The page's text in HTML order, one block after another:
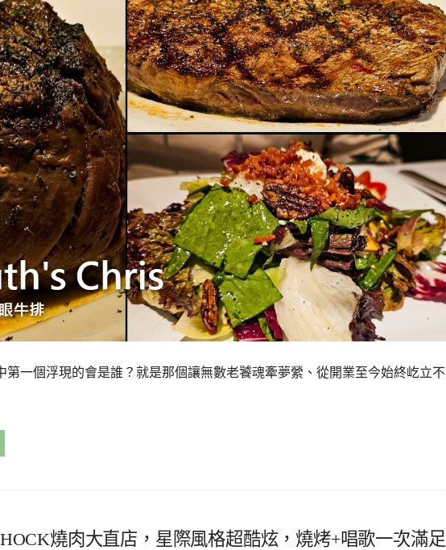
第一個浮現的會是誰？就是那個讓無數老饕魂牽夢縈、從開業至今始終屹立不
燒肉大直店，星際風格超酷炫，燒烤+唱歌一次滿足